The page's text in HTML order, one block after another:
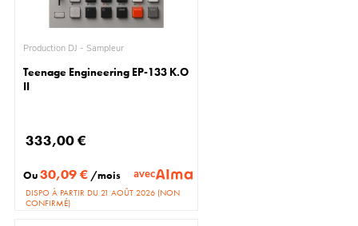
Production DJ - Sampleur
Teenage Engineering EP-133 K.O
II
333,00 €
Ou30,09 € /mois avec
DISPO À PARTIR DU 21 AOÛT 2026 (NON
CONFIRMÉ)